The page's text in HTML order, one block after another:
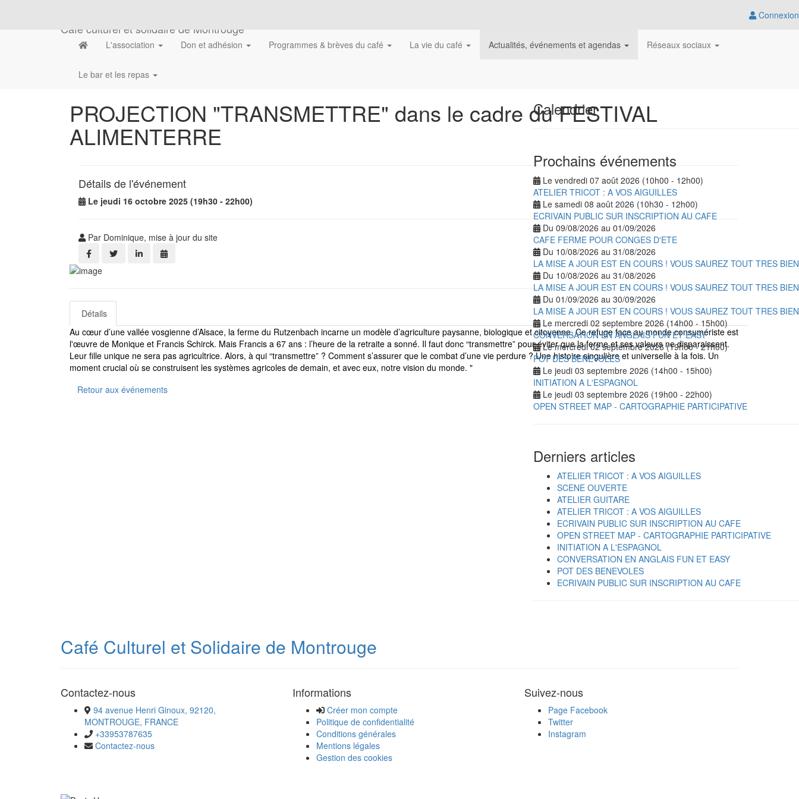
Connexion
Café culturel et solidaire de Montrouge
L'association Don et adhésion Programmes & brèves du café La vie du café Actualités, événements et agendas Réseaux sociaux
Le bar et les repas
PROJECTION "TRANSMETTRE" dans le cadre du FESTIVAL
ALIMENTERRE
Détails de l'événement
Le jeudi 16 octobre 2025 (19h30 - 22h00)
Par Dominique, mise à jour du site
Détails
Au cœur d’une vallée vosgienne d’Alsace, la ferme du Rutzenbach incarne un modèle d’agriculture paysanne, biologique et citoyenne. Ce refuge face au monde consumériste est
l'œuvre de Monique et Francis Schirck. Mais Francis a 67 ans : l’heure de la retraite a sonné́. Il faut donc “transmettre” pour éviter que la ferme et ses valeurs ne disparaissent.
Leur fille unique ne sera pas agricultrice. Alors, à qui “transmettre” ? Comment s’assurer que le combat d’une vie perdure ? Une histoire singulière et universelle à la fois. Un
moment crucial où se construisent les systèmes agricoles de demain, et avec eux, notre vision du monde. "
Retour aux événements
Calendrier
Prochains événements
Le vendredi 07 août 2026 (10h00 - 12h00)
ATELIER TRICOT : A VOS AIGUILLES
Le samedi 08 août 2026 (10h30 - 12h00)
ECRIVAIN PUBLIC SUR INSCRIPTION AU CAFE
Du 09/08/2026 au 01/09/2026
CAFE FERME POUR CONGES D'ETE
Du 10/08/2026 au 31/08/2026
LA MISE A JOUR EST EN COURS ! VOUS SAUREZ TOUT TRES
Du 10/08/2026 au 31/08/2026
LA MISE A JOUR EST EN COURS ! VOUS SAUREZ TOUT TRES
Du 01/09/2026 au 30/09/2026
LA MISE A JOUR EST EN COURS ! VOUS SAUREZ TOUT TRES
Le mercredi 02 septembre 2026 (14h00 - 15h00)
CONVERSATION EN ANGLAIS FUN ET EASY
Le mercredi 02 septembre 2026 (19h00 - 21h00)
POT DES BENEVOLES
Le jeudi 03 septembre 2026 (14h00 - 15h00)
INITIATION A L'ESPAGNOL
Le jeudi 03 septembre 2026 (19h00 - 22h00)
OPEN STREET MAP - CARTOGRAPHIE PARTICIPATIVE
Derniers articles
ATELIER TRICOT : A VOS AIGUILLES
SCENE OUVERTE
ATELIER GUITARE
ATELIER TRICOT : A VOS AIGUILLES
ECRIVAIN PUBLIC SUR INSCRIPTION AU CAFE
OPEN STREET MAP - CARTOGRAPHIE PARTICIPATIVE
INITIATION A L'ESPAGNOL
CONVERSATION EN ANGLAIS FUN ET EASY
POT DES BENEVOLES
ECRIVAIN PUBLIC SUR INSCRIPTION AU CAFE
Café Culturel et Solidaire de Montrouge
Contactez-nous
94 avenue Henri Ginoux, 92120,
MONTROUGE, FRANCE
+33953787635
Contactez-nous
Informations
Créer mon compte
Politique de confidentialité
Conditions générales
Mentions légales
Gestion des cookies
Suivez-nous
Page Facebook
Twitter
Instagram